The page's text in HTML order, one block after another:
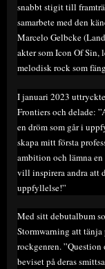
snabbt stigit till
samarbete med den
Marcelo Gelbcke
akter som Icon Of Sin,
melodisk rock som
I januari 2023
Frontiers och delade:
en dröm som går i
skapa mitt första
ambition och lämna
vill inspirera andra att
uppfyllelse!”
Med sitt debutalbum
Stormwarning att tänja
rockgenren.
beviset på deras